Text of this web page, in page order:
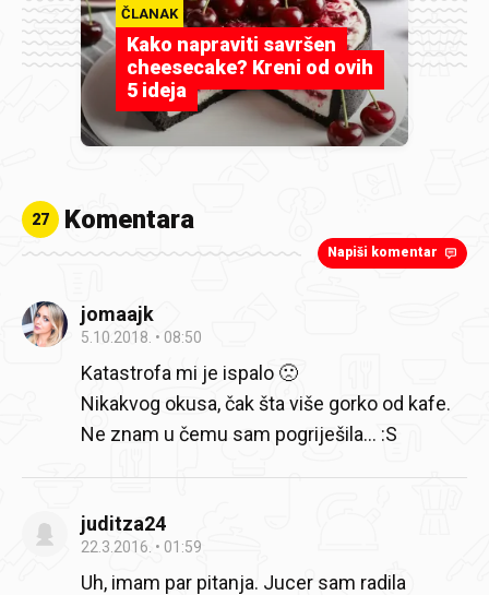
ČLANAK
Kako napraviti savršen
cheesecake? Kreni od ovih
5 ideja
27 Komentara
Napiši komentar
jomaajk
5.10.2018. 08:50
Katastrofa mi je ispalo 🙁
Nikakvog okusa, čak šta više gorko od kafe.
Ne znam u čemu sam pogriješila... :S
juditza24
22.3.2016. 01:59
Uh, imam par pitanja. Jucer sam radila